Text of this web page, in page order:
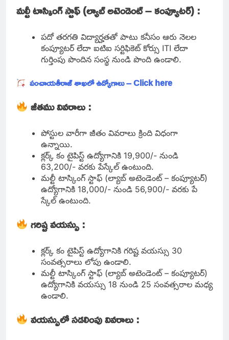
మల్టీ టాస్కింగ్ స్టాఫ్ (ల్యాబ్ అటెండెంట్ – కంప్యూటర్) :
పదో తరగతి విద్యార్హతతో పాటు కనీసం ఆరు నెలల
కంప్యూటర్ లేదా ఐటిఐ సర్టిఫికెట్ కోర్సు ITI లేదా
గుర్తింపు పొందిన సంస్థ నుండి పొంది ఉండాలి.
పంచాయతీరాజ్ శాఖలో ఉద్యోగాలు – Click here
జీతము వివరాలు :
పోస్టుల వారీగా జీతం వివరాలు క్రింది విధంగా
ఉన్నాయి.
క్లర్క్ కం టైపిస్ట్ ఉద్యోగానికి 19,900/- నుండి
63,200/- వరకు పేస్కేల్ ఉంటుంది.
మల్టీ టాస్కింగ్ స్టాఫ్ (ల్యాబ్ అటెండెంట్ – కంప్యూటర్)
ఉద్యోగానికి 18,000/- నుండి 56,900/- వరకు పే
స్కేల్ ఉంటుంది.
గరిష్ట వయస్సు :
క్లర్క్ కం టైపిస్ట్ ఉద్యోగానికి గరిష్ట వయస్సు 30
సంవత్సరాలు లోపు ఉండాలి.
మల్టీ టాస్కింగ్ స్టాఫ్ (ల్యాబ్ అటెండెంట్ – కంప్యూటర్)
ఉద్యోగానికి వయస్సు 18 నుండి 25 సంవత్సరాల మధ్య
ఉండాలి.
వయస్సులో సడలింపు వివరాలు :